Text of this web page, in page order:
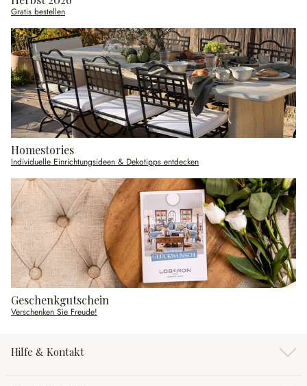
Gratis bestellen
Homestories
Individuelle Einrichtungsideen & Dekotipps entdecken
Geschenkgutschein
Verschenken Sie Freude!
Hilfe & Kontakt